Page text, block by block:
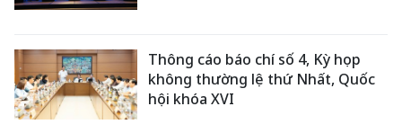
Thông cáo báo chí số 4, Kỳ họp
không thường lệ thứ Nhất, Quốc
hội khóa XVI